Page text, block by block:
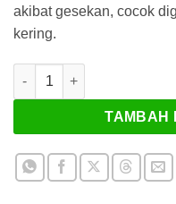
akibat gesekan, cocok
kering.
Kuantitas Kampas Rem
TAMBAH